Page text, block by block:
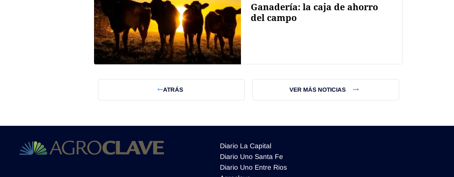
Ganadería: la caja de ahorro
del campo
ATRÁS VER MÁS NOTICIAS
Diario La Capital
Diario Uno Santa Fe
Diario Uno Entre Rios